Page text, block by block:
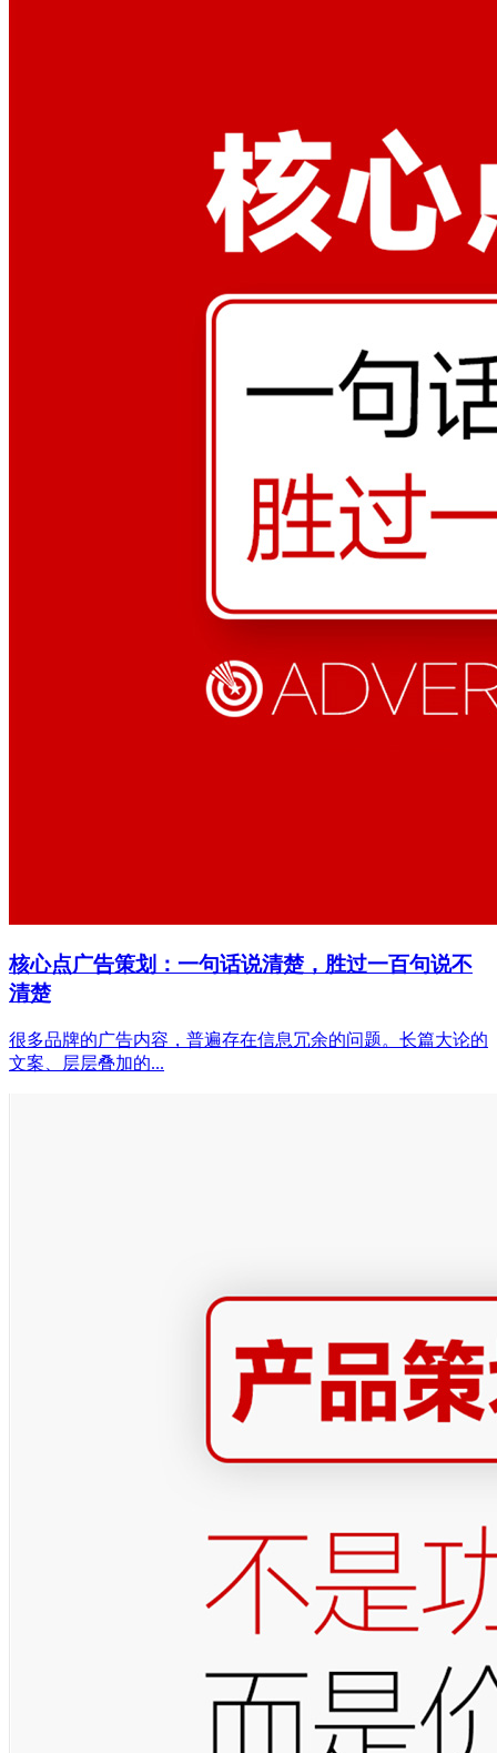
核心点广告策划：一句话说清楚，胜过一百句说不
清楚
很多品牌的广告内容，普遍存在信息冗余的问题。长篇大论的
文案、层层叠加的...